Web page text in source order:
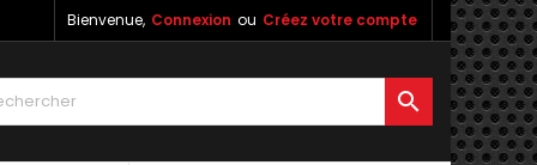
Bienvenue, Connexion ou Créez votre compte
